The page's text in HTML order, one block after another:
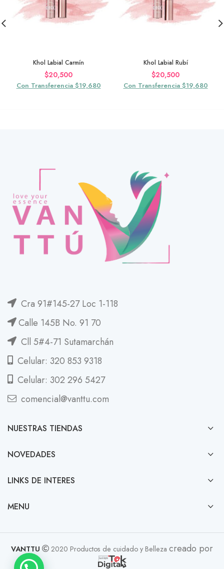
Khol Labial Carmín
$20,500
Con Transferencia $19,680
Khol Labial Rubí
$20,500
Con Transferencia $19,680
Cra 91#145-27 Loc 1-118
Calle 145B No. 91 70
Cll 5#4-71 Sutamarchán
Celular: 320 853 9318
Celular: 302 296 5427
comencial@vanttu.com
NUESTRAS TIENDAS
NOVEDADES
LINKS DE INTERES
MENU
VANTTU 2020 Productos de cuidado y Belleza creado por